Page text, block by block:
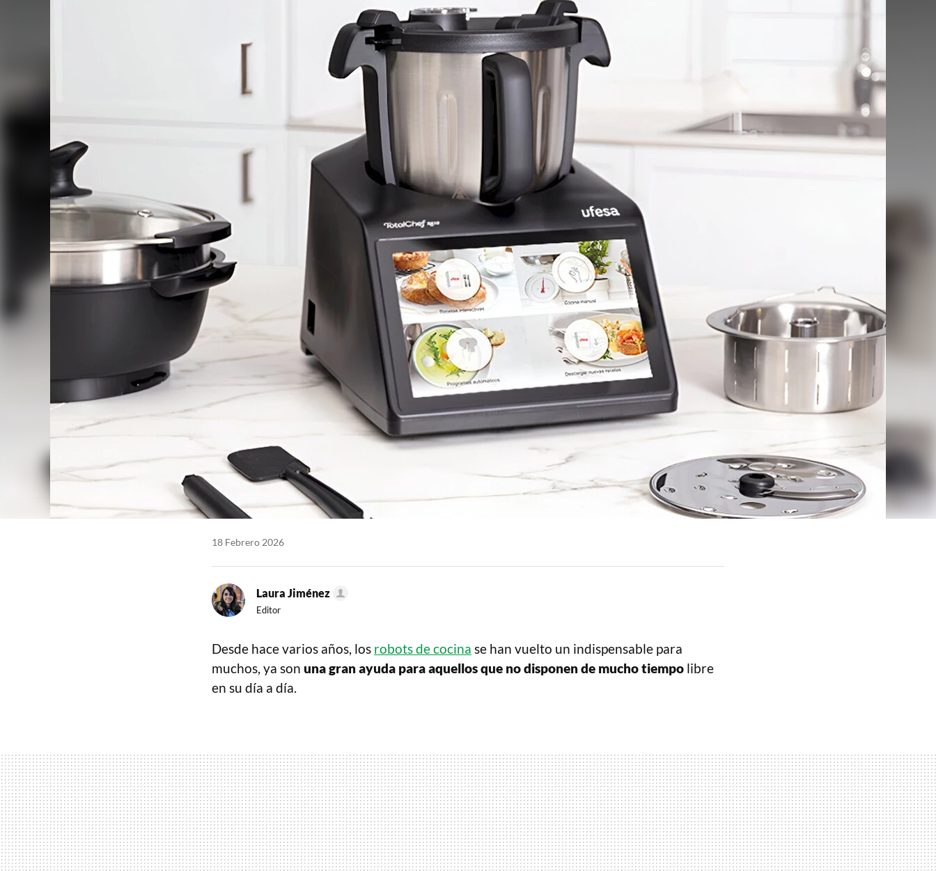
18 Febrero 2026
Laura Jiménez
Editor
Desde hace varios años, los robots de cocina se han vuelto un indispensable para
muchos, ya son una gran ayuda para aquellos que no disponen de mucho tiempo libre
en su día a día.